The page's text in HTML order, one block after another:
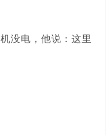
没电，他说：这里